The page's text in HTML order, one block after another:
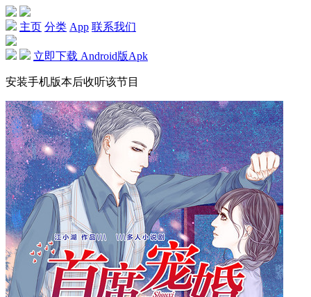
主页 分类 App 联系我们
立即下载 Android版Apk
安装手机版本后收听该节目